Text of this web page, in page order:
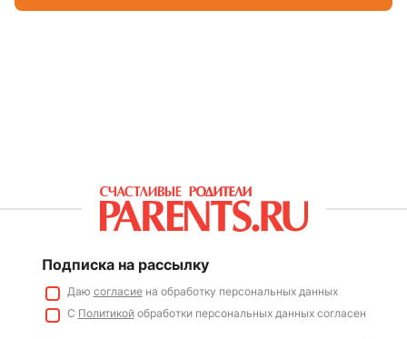
Подписка на рассылку
Даю согласиена обработку персональных данных
С Политикойобработки персональных данных согласен